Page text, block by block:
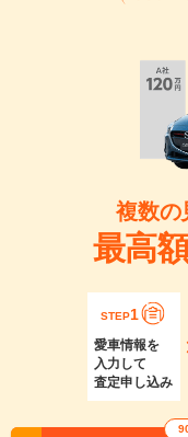
複数の
最高
STEP1
愛車情報を
入力して
査定申し込み